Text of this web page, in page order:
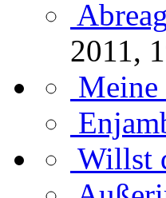
2011,
Willst